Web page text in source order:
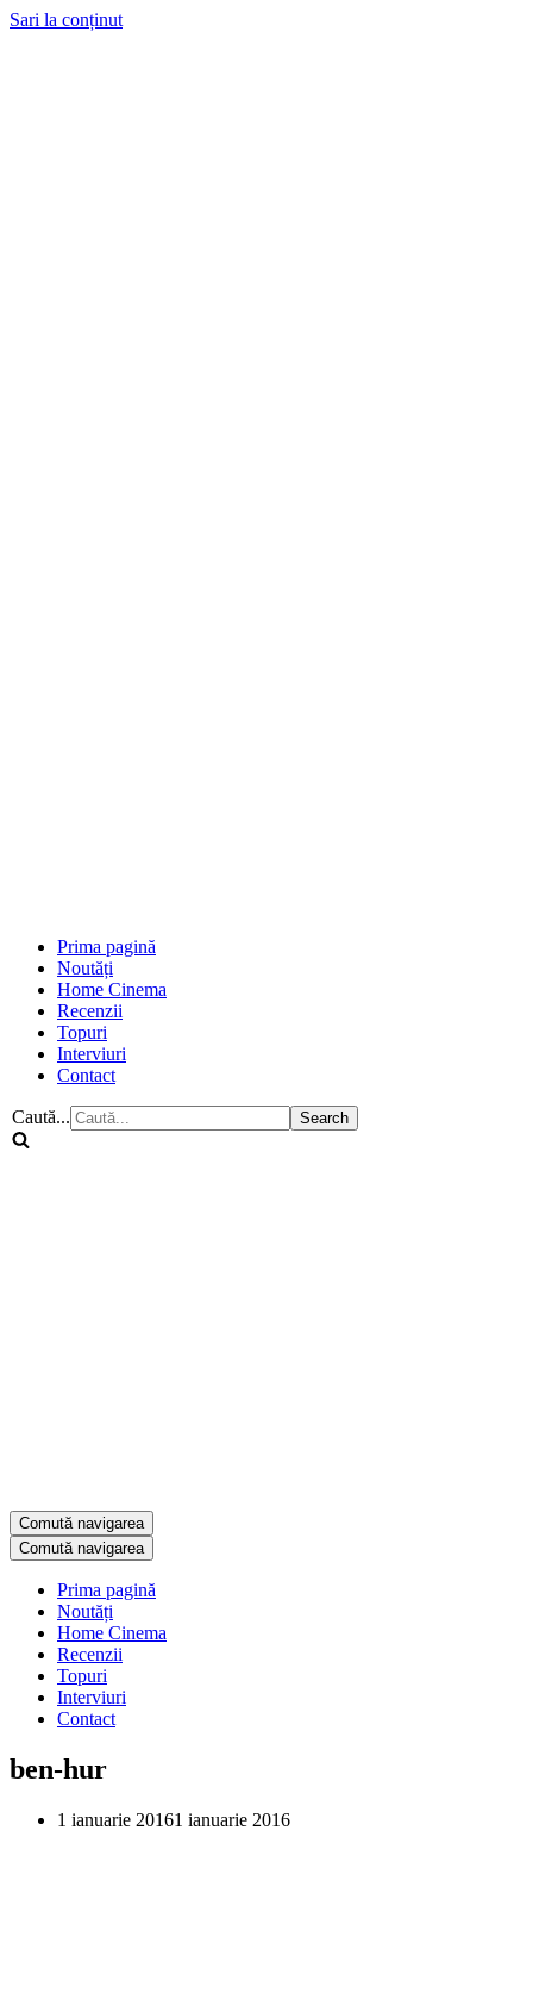
Sari la conținut
Prima pagină
Noutăți
Home Cinema
Recenzii
Topuri
Interviuri
Contact
Caută...
Comută navigarea
Comută navigarea
Prima pagină
Noutăți
Home Cinema
Recenzii
Topuri
Interviuri
Contact
ben-hur
1 ianuarie 20161 ianuarie 2016